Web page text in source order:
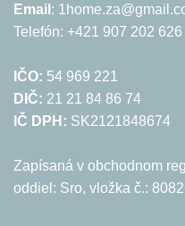
Email :
Telefón: +421 907 202 626
IČO: 54 969 221
DIČ: 21 21 84 86 74
IČ DPH: SK2121848674
Zapísaná v obchodnom
oddiel: Sro, vložka č.: